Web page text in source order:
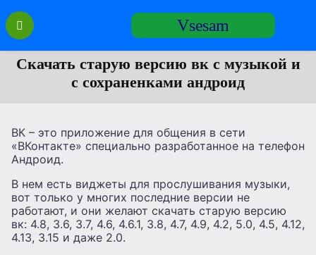
Перейти
содержанию
Vsesam
Скачать старую версию вк с музыкой и
с сохраненками андроид
ВК – это приложение для общения в сети
«ВКонтакте» специально разработанное на телефон
Андроид.
В нем есть виджеты для прослушивания музыки,
вот только у многих последние версии не
работают, и они желают скачать старую версию
вк: 4.8, 3.6, 3.7, 4.6, 4.6.1, 3.8, 4.7, 4.9, 4.2, 5.0, 4.5, 4.12,
4.13, 3.15 и даже 2.0.